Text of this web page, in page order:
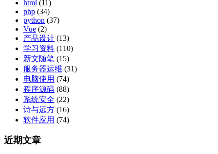
html (11)
php (34)
python (37)
Vue (2)
产品设计 (13)
学习资料 (110)
新文随笔 (15)
服务器运维 (31)
电脑使用 (74)
程序源码 (88)
系统安全 (22)
诗与远方 (16)
软件应用 (74)
近期文章